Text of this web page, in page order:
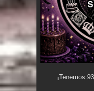
¡Tenemos